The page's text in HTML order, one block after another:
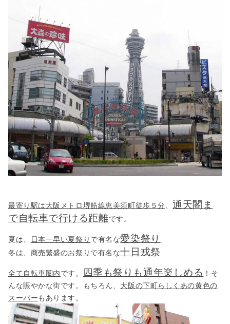
最寄り駅は大阪メトロ堺筋線恵美須町徒歩５分 、通天閣ま
で自転車で行ける距離です。
夏は、
日本一早い夏祭り で有名な愛染祭り
冬は、 商売繁盛のお祭り で有名な十日戎祭
全て自転車圏内です。 四季も祭りも通年楽しめる ！そ
んな賑やかな街です。もちろん、 大阪の下町らしくあの黄色の
スーパーもあります。